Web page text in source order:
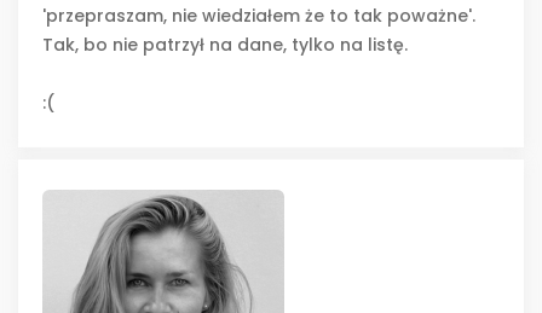
'przepraszam, nie wiedziałem że to tak poważne'.
Tak, bo nie patrzył na dane, tylko na listę.
:(